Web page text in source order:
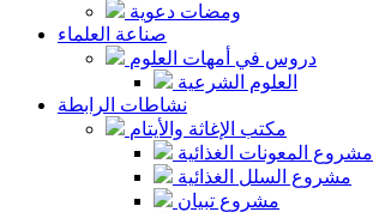
ومضات دعوية
صناعة العلماء
دروس في أمهات العلوم
العلوم الشرعية
نشاطات الرابطة
مكتب الإغاثة والأيتام
مشروع المعونات الغذائية
مشروع السلل الغذائية
مشروع تبيان